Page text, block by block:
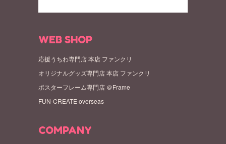
WEB SHOP
応援うちわ専門店 本店 ファンクリ
オリジナルグッズ専門店 本店 ファンクリ
ポスターフレーム専門店 ＠Frame
FUN-CREATE overseas
COMPANY